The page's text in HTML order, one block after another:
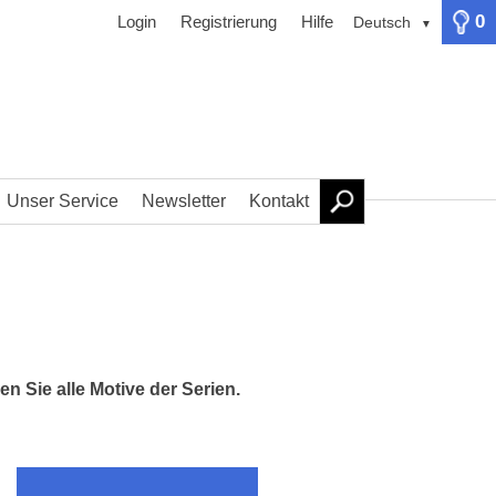
0
Deutsch ▼
Login Registrierung Hilfe
Unser Service Newsletter Kontakt
Sie alle Motive der Serien.